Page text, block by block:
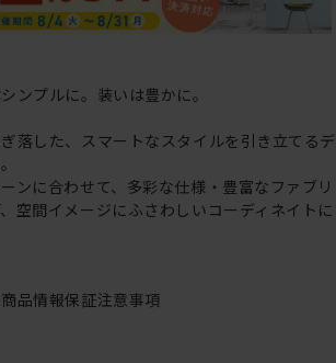
ンプルに。装いは豊かに。
落した、スマートなスタイルを引き立てる
ンに合わせて、多彩な仕様・豊富なファブ
空間イメージにふさわしいコーディネイト
品情報保証注意事項